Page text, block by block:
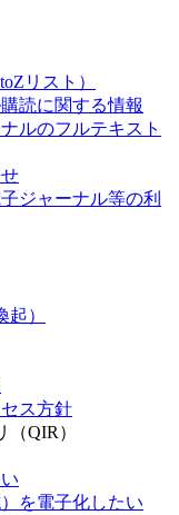
リスト）
読に関する情報
ルのフルテキスト
ジャーナル等の利
）
ス方針
QIR）
を電子化したい